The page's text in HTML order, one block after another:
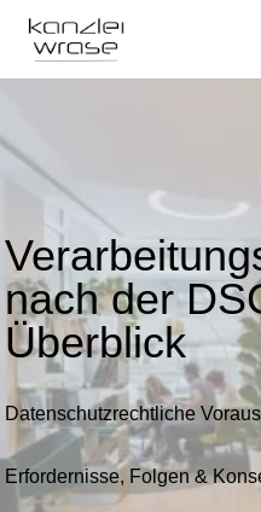
Zum
nach der
Überblick
Datenschutzrechtliche
Erfordernisse, Folgen &